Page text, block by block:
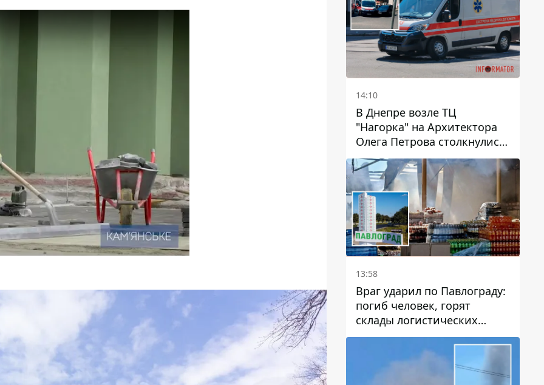
14:10
В Днепре возле ТЦ
"Нагорка" на Архитектора
Олега Петрова столкнулись
"скорая" и Toyota: трамваи
№5 задерживаются
13:58
Враг ударил по Павлограду:
погиб человек, горят
склады логистических
компаний и магазина